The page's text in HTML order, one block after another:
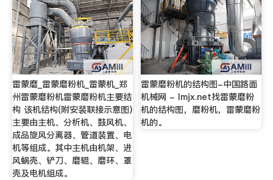
雷蒙磨_雷蒙磨粉机_雷蒙机_郑
州雷蒙磨粉机雷蒙磨粉机主要结
构 该机结构(附安装联接示意图)
主要由主机、分析机、鼓风机、
成品旋风分离器、管道装置、电
机等组成。其中主机由机架、进
风蜗壳、铲刀、磨辊、磨环、罩
壳及电机组成。
雷蒙磨粉机的结构图-中国路面
机械网 - lmjx.net找雷蒙磨粉
机的结构图，磨粉机，雷蒙磨粉
机的。